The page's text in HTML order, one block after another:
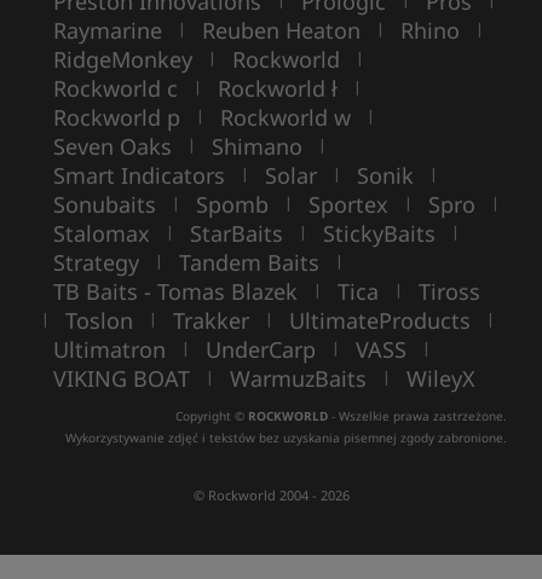
Raymarine | Reuben Heaton | Rhino |
RidgeMonkey | Rockworld |
Rockworld c | Rockworld ł |
Rockworld p | Rockworld w |
Seven Oaks | Shimano |
Smart Indicators | Solar | Sonik |
Sonubaits | Spomb | Sportex | Spro |
Stalomax | StarBaits | StickyBaits |
Strategy | Tandem Baits |
TB Baits - Tomas Blazek | Tica | Tiross
| Toslon | Trakker | UltimateProducts |
Ultimatron | UnderCarp | VASS |
VIKING BOAT | WarmuzBaits | WileyX
Copyright © ROCKWORLD - Wszelkie prawa zastrzeżone.
Wykorzystywanie zdjęć i tekstów bez uzyskania pisemnej zgody zabronione.
© Rockworld 2004 - 2026